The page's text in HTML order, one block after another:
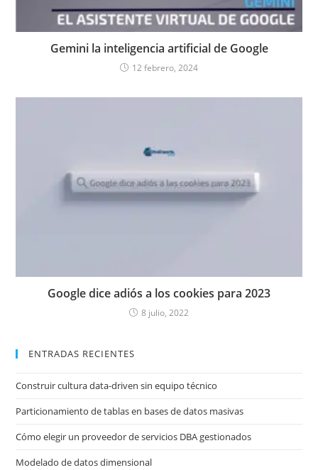
Gemini la inteligencia artificial de Google
12 febrero, 2024
Google dice adiós a los cookies para 2023
8 julio, 2022
ENTRADAS RECIENTES
Construir cultura data-driven sin equipo técnico
Particionamiento de tablas en bases de datos masivas
Cómo elegir un proveedor de servicios DBA gestionados
Modelado de datos dimensional